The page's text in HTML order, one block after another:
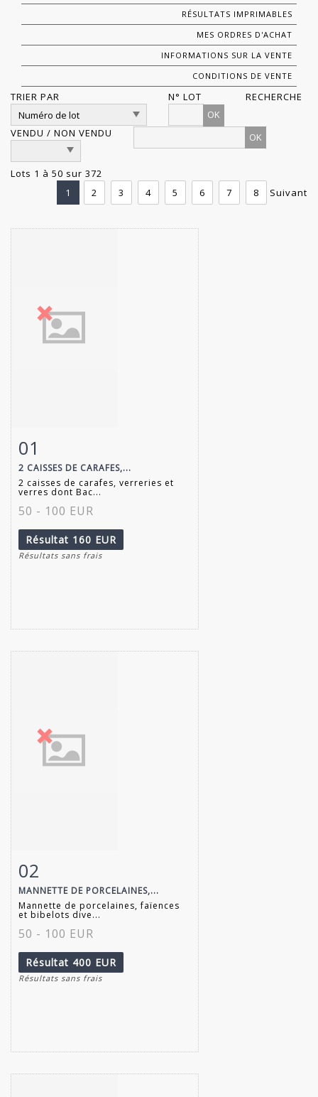
RÉSULTATS IMPRIMABLES
MES ORDRES D'ACHAT
INFORMATIONS SUR LA VENTE
CONDITIONS DE VENTE
TRIER PAR
N° LOT
OK
VENDU / NON VENDU
RECHERCHE
Lots 1 à 50 sur 372
1
2 3 4 5 6 7 8 Suivant
Fiche détaillée
01
2 CAISSES DE CARAFES,...
2 caisses de carafes, verreries et
verres dont Bac...
50 - 100 EUR
Résultat 160 EUR
Résultats sans frais
Fiche détaillée
02
MANNETTE DE PORCELAINES,...
Mannette de porcelaines, faïences
et bibelots dive...
50 - 100 EUR
Résultat 400 EUR
Résultats sans frais